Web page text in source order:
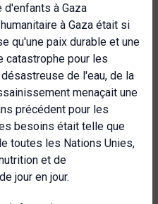
à Gaza
à Gaza était si
qu'une paix durable et une
catastrophe pour les
de l'eau, de la
menaçait une
précédent pour les
besoins était telle que
toutes les Nations Unies,
et de
jour en jour.